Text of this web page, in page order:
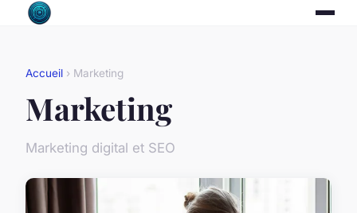
Accueil › Marketing
Marketing
Marketing digital et SEO